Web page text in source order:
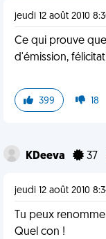
jeudi 12 août 2010
Ce qui prouve
d'émission,
399 18
KDeeva 37
jeudi 12 août 2010
Tu peux
Quel con !